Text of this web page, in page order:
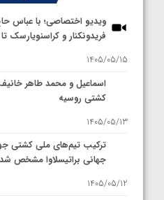
ویدیو اختصاصی؛ با عباس
فریدونکنار و کراسنویارسک تا
1405/05/15
اسماعیل و محمد طاهر
کشتی روسیه
1405/05/13
ترکیب تیم‌های ملی کشتی
جهانی براتیسلاوا مشخص شد
1405/05/12